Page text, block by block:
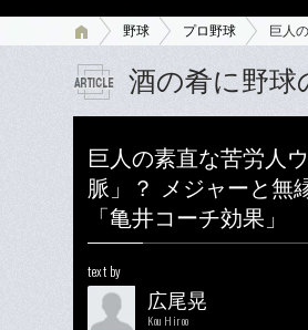
野球 プロ野球 巨人
酒の肴に野球
巨人の素直な苦労人
脈」？ メジャーと無
「亀井コーチ効果」
text by
広尾晃
Kou Hiroo